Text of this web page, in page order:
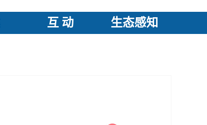
互 动 生态感知